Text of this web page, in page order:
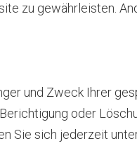
zu gewährleisten.
und Zweck Ihrer
oder
Sie sich jederzeit